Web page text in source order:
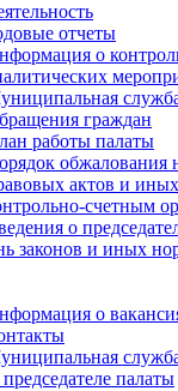
отчеты
о
граждан
работы палаты
обжалования
актов и
счетным
о
законов и иных
о
палаты